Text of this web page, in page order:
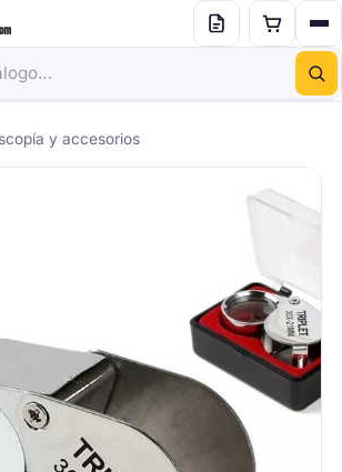
y accesorios